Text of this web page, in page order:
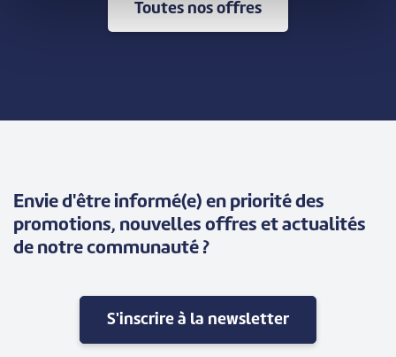
Toutes nos offres
Envie d'être informé(e) en priorité des
promotions, nouvelles offres et actualités
de notre communauté ?
S'inscrire à la newsletter